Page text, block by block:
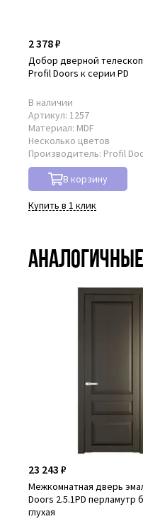
2 378 ₽
Добор дверной
Profil Doors к серии PD
В наличии
Артикул: 1257
Материал: MDF
Несколько цветов
Производитель: Profil
В корзину
Купить в 1 клик
23 243 ₽
Межкомнатная дверь
Doors 2.5.1PD перламутр
глухая